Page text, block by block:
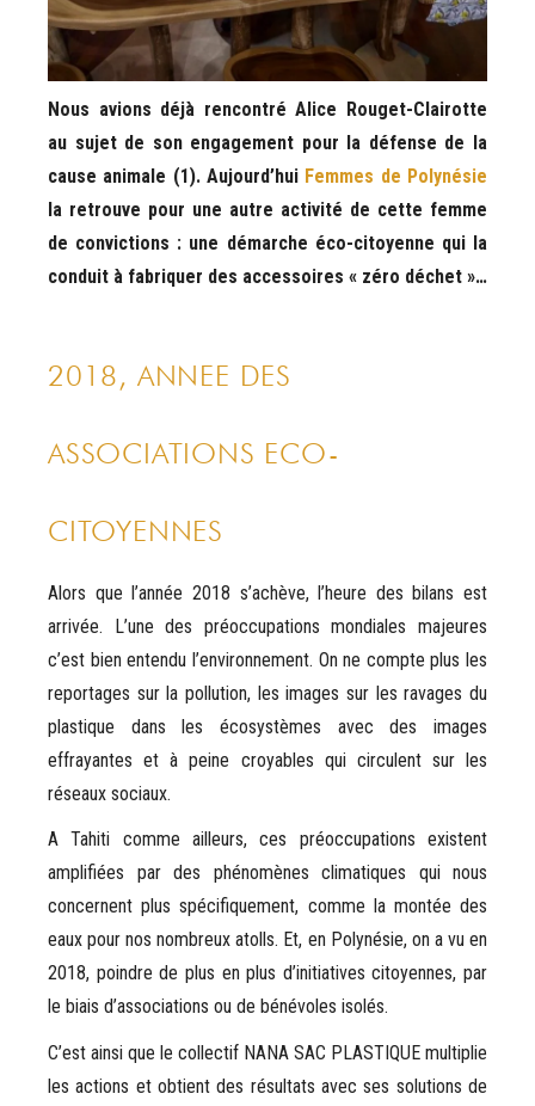
Nous avions déjà rencontré Alice Rouget-Clairotte
au sujet de son engagement pour la défense de la
cause animale (1). Aujourd’hui Femmes de Polynésie
la retrouve pour une autre activité de cette femme
de convictions : une démarche éco-citoyenne qui la
conduit à fabriquer des accessoires « zéro déchet »…
2018, ANNEE DES
ASSOCIATIONS ECO-
CITOYENNES
Alors que l’année 2018 s’achève, l’heure des bilans est
arrivée. L’une des préoccupations mondiales majeures
c’est bien entendu l’environnement. On ne compte plus les
reportages sur la pollution, les images sur les ravages du
plastique dans les écosystèmes avec des images
effrayantes et à peine croyables qui circulent sur les
réseaux sociaux.
A Tahiti comme ailleurs, ces préoccupations existent
amplifiées par des phénomènes climatiques qui nous
concernent plus spécifiquement, comme la montée des
eaux pour nos nombreux atolls. Et, en Polynésie, on a vu en
2018, poindre de plus en plus d’initiatives citoyennes, par
le biais d’associations ou de bénévoles isolés.
C’est ainsi que le collectif NANA SAC PLASTIQUE multiplie
les actions et obtient des résultats avec ses solutions de